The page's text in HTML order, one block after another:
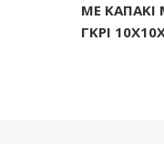
ΜΕ ΚΑΠΑΚΙ
ΓΚΡΙ